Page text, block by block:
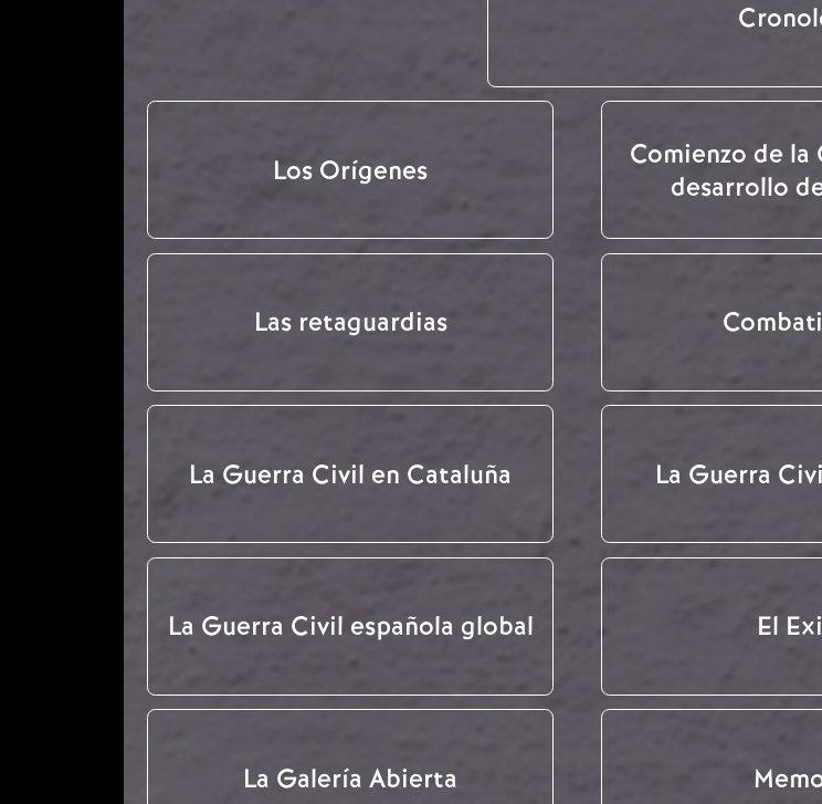
Los Orígenes
Comienzo de
desarrollo
Las retaguardias
La Guerra Civil en Cataluña La Guerra
La Guerra Civil española global El
La Galería Abierta